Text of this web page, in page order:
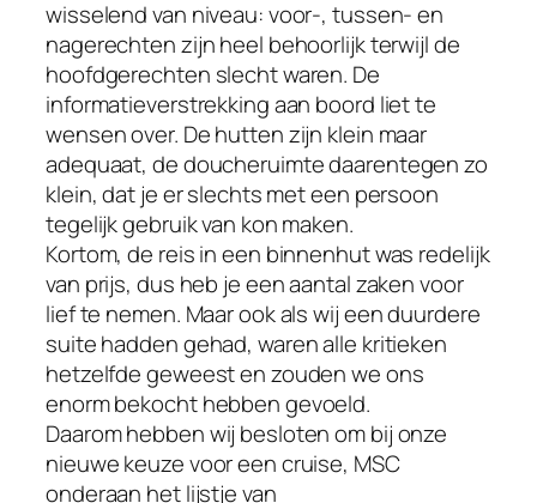
wisselend van niveau: voor-, tussen- en
nagerechten zijn heel behoorlijk terwijl de
hoofdgerechten slecht waren. De
informatieverstrekking aan boord liet te
wensen over. De hutten zijn klein maar
adequaat, de doucheruimte daarentegen zo
klein, dat je er slechts met een persoon
tegelijk gebruik van kon maken.
Kortom, de reis in een binnenhut was redelijk
van prijs, dus heb je een aantal zaken voor
lief te nemen. Maar ook als wij een duurdere
suite hadden gehad, waren alle kritieken
hetzelfde geweest en zouden we ons
enorm bekocht hebben gevoeld.
Daarom hebben wij besloten om bij onze
nieuwe keuze voor een cruise, MSC
onderaan het lijstje van